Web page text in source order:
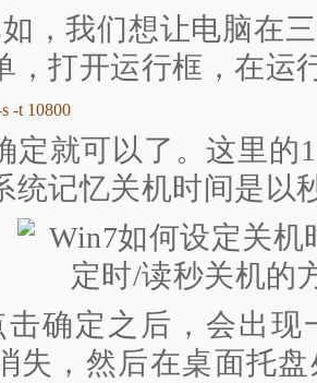
我们想让电脑在三
，打开运行框，在运
-t 10800
就可以了。这里的
统记忆关机时间是以
定之后，会出现
失，然后在桌面托